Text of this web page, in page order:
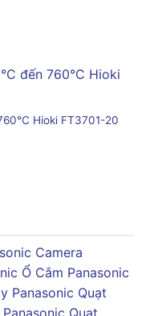
Hioki FT3701-20
Camera
Ổ Cắm Panasonic
Panasonic Quạt
Quạt